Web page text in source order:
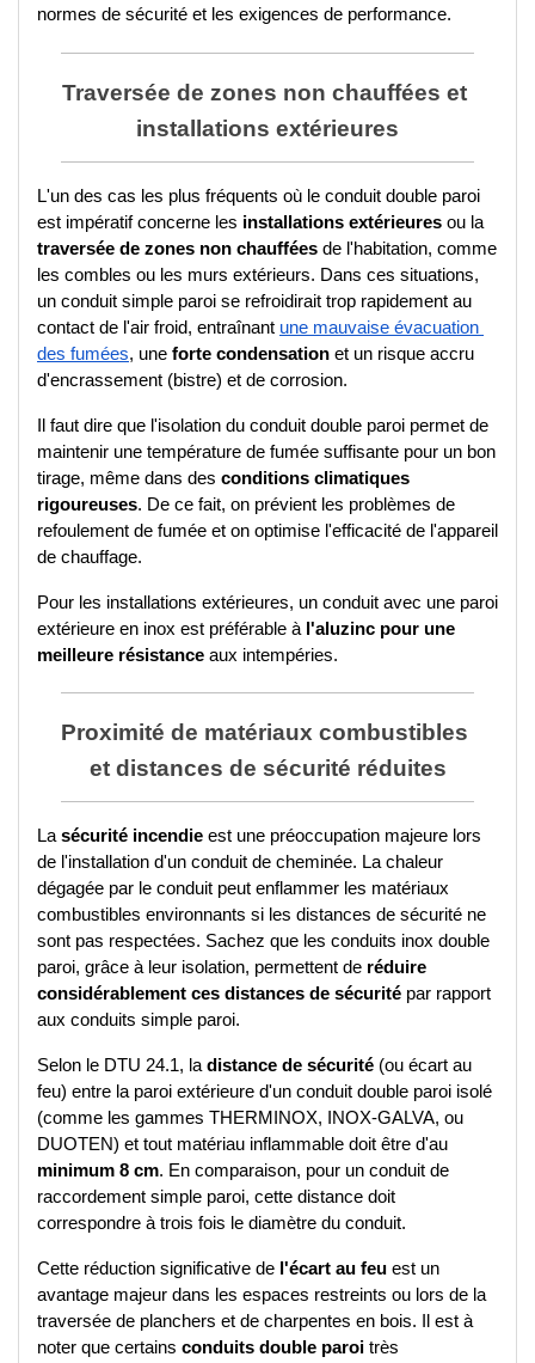
normes de sécurité et les exigences de performance.
Traversée de zones non chauffées et
installations extérieures
L'un des cas les plus fréquents où le conduit double paroi
est impératif concerne les installations extérieures
traversée de zones non chauffées de l'habitation, comme
les combles ou les murs extérieurs. Dans ces situations,
un conduit simple paroi se refroidirait trop rapidement au
contact de l'air froid, entraînant une mauvaise évacuation
des fumées, une forte condensation et un risque accru
d'encrassement (bistre) et de corrosion.
Il faut dire que l'isolation du conduit double paroi permet de
maintenir une température de fumée suffisante pour un bon
tirage, même dans des conditions climatiques
rigoureuses. De ce fait, on prévient les problèmes de
refoulement de fumée et on optimise l'efficacité de l'appareil
de chauffage.
Pour les installations extérieures, un conduit avec une paroi
extérieure en inox est préférable à l'aluzinc pour une
meilleure résistance aux intempéries.
Proximité de matériaux combustibles
et distances de sécurité réduites
La sécurité incendie est une préoccupation majeure lors
de l'installation d'un conduit de cheminée. La chaleur
dégagée par le conduit peut enflammer les matériaux
combustibles environnants si les distances de sécurité ne
sont pas respectées. Sachez que les conduits inox double
paroi, grâce à leur isolation, permettent de réduire
considérablement ces distances de sécurité par rapport
aux conduits simple paroi.
Selon le DTU 24.1, la distance de sécurité (ou écart au
feu) entre la paroi extérieure d'un conduit double paroi isolé
(comme les gammes THERMINOX, INOX-GALVA, ou
minimum 8 cm. En comparaison, pour un conduit de
raccordement simple paroi, cette distance doit
correspondre à trois fois le diamètre du conduit.
Cette réduction significative de l'écart au feu est un
avantage majeur dans les espaces restreints ou lors de la
traversée de planchers et de charpentes en bois. Il est à
noter que certains conduits double paroi très